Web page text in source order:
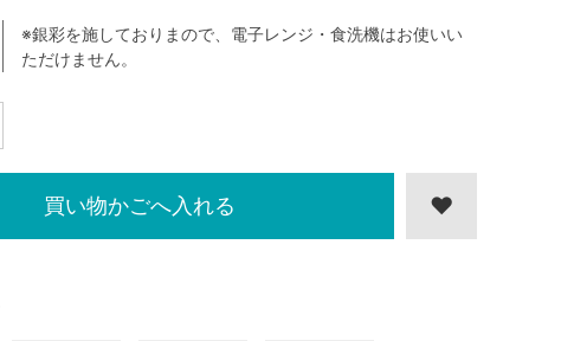
※銀彩を施しておりまので、電子レンジ・食洗機はお使いい
ただけません。
買い物かごへ入れる